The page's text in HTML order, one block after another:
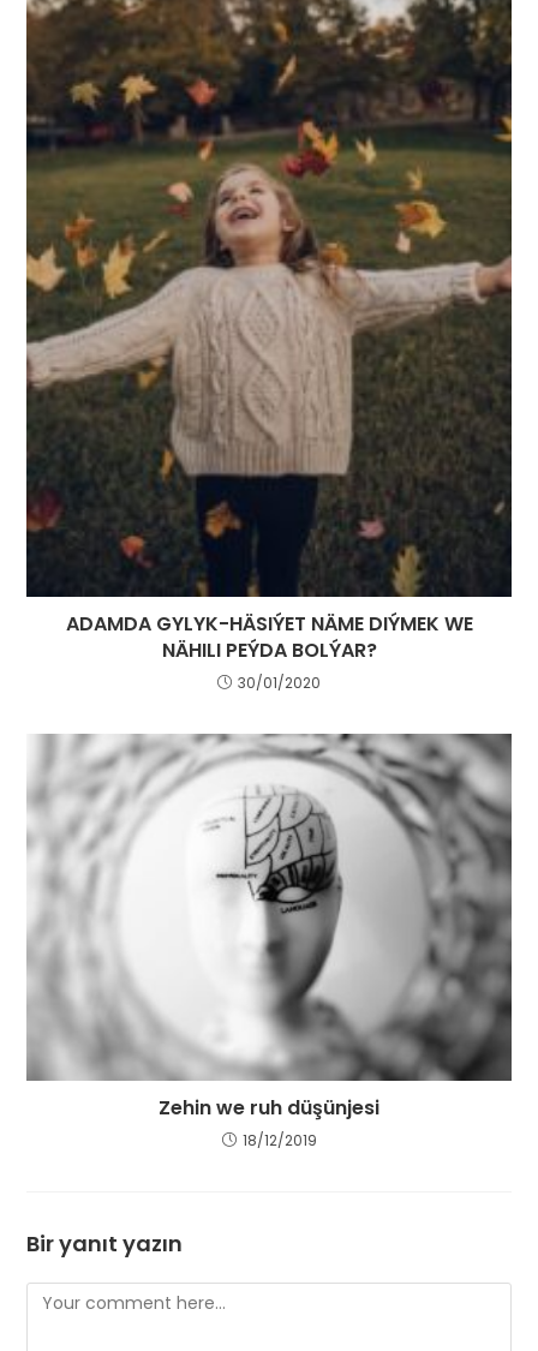
ADAMDA GYLYK-HÄSIÝET NÄME DIÝMEK WE
NÄHILI PEÝDA BOLÝAR?
30/01/2020
Zehin we ruh düşünjesi
18/12/2019
Bir yanıt yazın
Comment